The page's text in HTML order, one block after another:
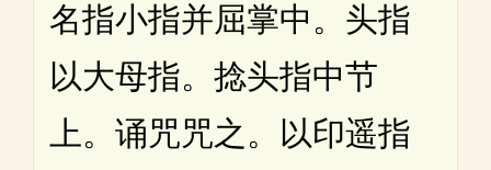
名指小指并屈掌中。头指
以大母指。捻头指中节
上。诵咒咒之。以印遥指